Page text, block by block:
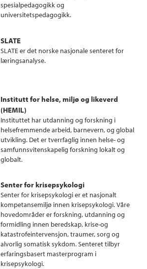
spesialpedagogikk og
universitetspedagogikk.
SLATE
SLATE er det norske nasjonale senteret for
læringsanalyse.
Institutt for helse, miljø og likeverd
(HEMIL)
Instituttet har utdanning og forskning i
helsefremmende arbeid, barnevern, og global
utvikling. Det er tverrfaglig innen helse- og
samfunnsvitenskapelig forskning lokalt og
globalt.
Senter for krisepsykologi
Senter for krisepsykologi er et nasjonalt
kompetansemiljø innen krisepsykologi. Våre
hovedområder er forskning, utdanning og
formidling innen beredskap, krise-og
katastrofeintervensjon, traumer, sorg og
alvorlig somatisk sykdom. Senteret tilbyr
erfaringsbasert masterprogram i
krisepsykologi.